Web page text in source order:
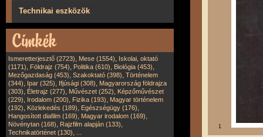
Technikai eszközök
Ismeretterjesztő (2723), Mese (1554), Iskolai, oktató
(1171), Földrajz (754), Politika (610), Biológia (453),
Mezőgazdaság (453), Szakoktató (398), Történelem
(344), Ipar (325), Ifjúsági (308), Magyarország földrajza
(303), Életrajz (277), Művészet (252), Képzőművészet
(229), Irodalom (200), Fizika (193), Magyar történelem
(192), Közlekedés (189), Egészségügy (176),
Hangosított diafilm (169), Magyar irodalom (169),
Növénytan (168), Rajzfilm alapján (133),
Technikatörténet (130),
1